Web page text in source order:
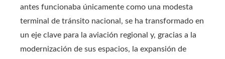
antes funcionaba únicamente como una modesta
terminal de tránsito nacional, se ha transformado en
un eje clave para la aviación regional y, gracias a la
modernización de sus espacios, la expansión de